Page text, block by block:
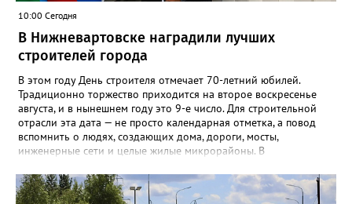
10:00 Сегодня
В Нижневартовске наградили лучших
строителей города
В этом году День строителя отмечает 70-летний юбилей.
Традиционно торжество приходится на второе воскресенье
августа, и в нынешнем году это 9-е число. Для строительной
отрасли эта дата — не просто календарная отметка, а повод
вспомнить о людях, создающих дома, дороги, мосты,
инженерные сети и целые жилые микрорайоны. В
города ежегодно проводит конкурс «Лучший строитель города
Нижневартовска». К участию приглашаются строительные